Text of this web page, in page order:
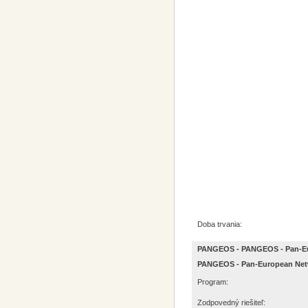
Doba trvania:
PANGEOS - PANGEOS -
PANGEOS - Pan-European
Program:
Zodpovedný riešiteľ: